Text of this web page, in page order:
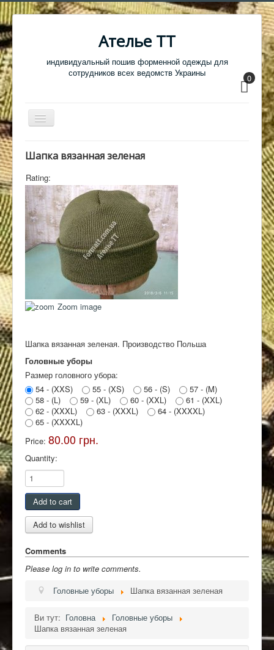
Ателье ТТ
индивидуальный пошив форменной одежды для
сотрудников всех ведомств Украины
0
Перемикач
навігації
Обувь
Атрибутика
Головные уборы
Образцы тканей
Кабинет
Шапка вязанная зеленая
Rating:
Zoom image
Шапка вязанная зеленая. Производство Польша
Головные уборы
Размер головного убора:
54 - (XXS)
55 - (XS) 56 - (S)
57 - (M)
58 - (L)
59 - (XL) 60 - (XXL)
61 - (XXL)
62 - (XXXL)
63 - (XXXL)
64 - (XXXXL)
65 - (XXXXL)
Price: 80.00 грн.
Quantity:
Comments
Please log in to write comments.
Головные уборы
Шапка вязанная зеленая
Ви тут: Головна
Головные уборы
Шапка вязанная зеленая